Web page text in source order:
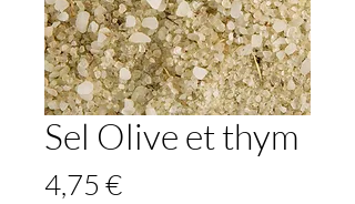
Sel Olive et thym
4,75 €Prix